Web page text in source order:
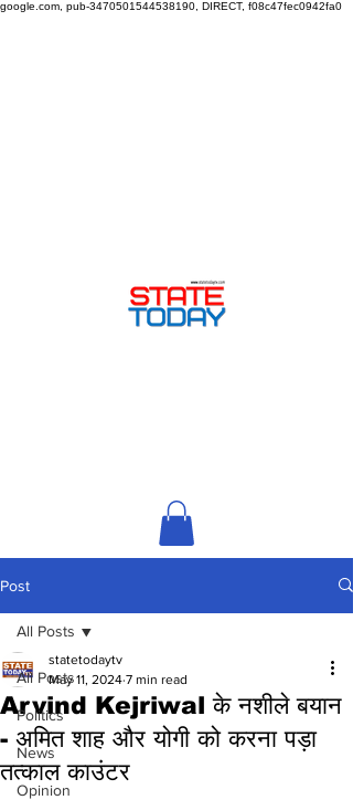
google.com, pub-3470501544538190, DIRECT, f08c47fec0942fa0
Post
All Posts
Politics
News
Opinion
All Posts
Arvind Kejriwal के नशीले बयान
- अमित शाह और योगी को करना पड़ा
तत्काल काउंटर
statetodaytv
May 11, 2024 7 min read